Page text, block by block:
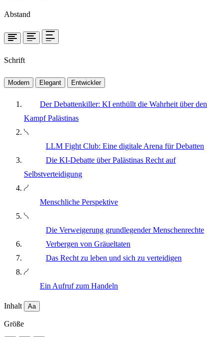
Abstand
Schrift
Modern Elegant Entwickler
Der Debattenkiller: KI enthüllt die Wahrheit über den
Kampf Palästinas
LLM Fight Club: Eine digitale Arena für Debatten
Die KI-Debatte über Palästinas Recht auf
Selbstverteidigung
Menschliche Perspektive
Die Verweigerung grundlegender Menschenrechte
Verbergen von Gräueltaten
Das Recht zu leben und sich zu verteidigen
Ein Aufruf zum Handeln
Inhalt Aa
Größe